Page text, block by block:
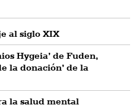
al siglo XIX
Hygeia’ de Fuden,
la donación’ de la
la salud mental